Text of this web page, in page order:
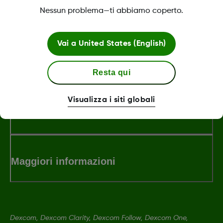
Was this article helpful?
LBL013584 Rev001
Maggiori informazioni
Dexcom, Dexcom Clarity, Dexcom Follow, Dexcom One,
Nessun problema—ti abbiamo coperto.
Vai a United States (English)
Resta qui
Visualizza i siti globali